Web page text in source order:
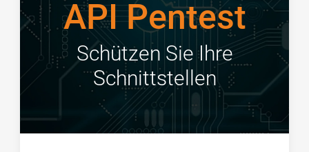
API Pentest
Schützen Sie Ihre
Schnittstellen